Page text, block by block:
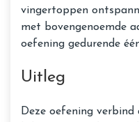
vingertoppen
met bovengenoemde
oefening gedurende
Uitleg
Deze oefening